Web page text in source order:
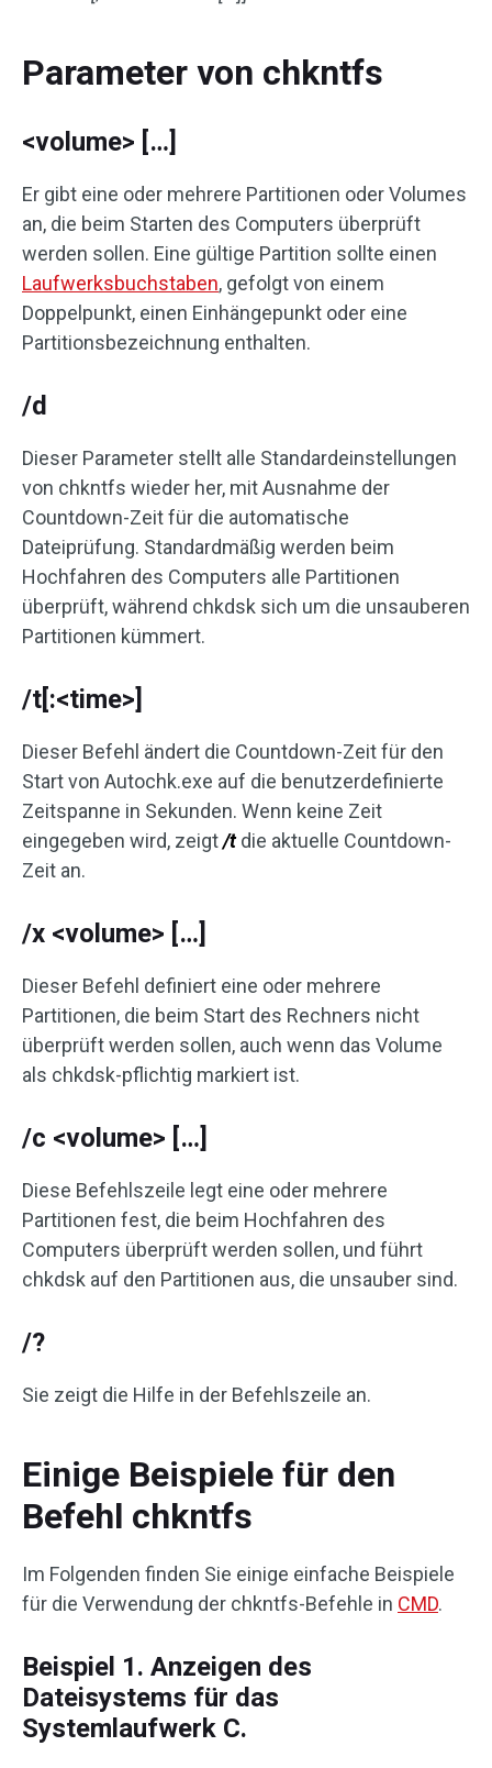
Parameter von chkntfs
<volume> […]
Er gibt eine oder mehrere Partitionen oder Volumes
an, die beim Starten des Computers überprüft
werden sollen. Eine gültige Partition sollte einen
Laufwerksbuchstaben, gefolgt von einem
Doppelpunkt, einen Einhängepunkt oder eine
Partitionsbezeichnung enthalten.
/d
Dieser Parameter stellt alle Standardeinstellungen
von chkntfs wieder her, mit Ausnahme der
Countdown-Zeit für die automatische
Dateiprüfung. Standardmäßig werden beim
Hochfahren des Computers alle Partitionen
überprüft, während chkdsk sich um die unsauberen
Partitionen kümmert.
/t[:<time>]
Dieser Befehl ändert die Countdown-Zeit für den
Start von Autochk.exe auf die benutzerdefinierte
Zeitspanne in Sekunden. Wenn keine Zeit
eingegeben wird, zeigt/tdie aktuelle Countdown-
Zeit an.
/x <volume> […]
Dieser Befehl definiert eine oder mehrere
Partitionen, die beim Start des Rechners nicht
überprüft werden sollen, auch wenn das Volume
als chkdsk-pflichtig markiert ist.
/c <volume> […]
Diese Befehlszeile legt eine oder mehrere
Partitionen fest, die beim Hochfahren des
Computers überprüft werden sollen, und führt
chkdsk auf den Partitionen aus, die unsauber sind.
/?
Sie zeigt die Hilfe in der Befehlszeile an.
Einige Beispiele für den
Befehl chkntfs
Im Folgenden finden Sie einige einfache Beispiele
für die Verwendung der chkntfs-Befehle in CMD.
Beispiel 1. Anzeigen des
Dateisystems für das
Systemlaufwerk C.